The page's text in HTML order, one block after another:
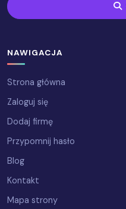
NAWIGACJA
Strona główna
Zaloguj się
Dodaj firmę
Przypomnij hasło
Blog
Kontakt
Mapa strony